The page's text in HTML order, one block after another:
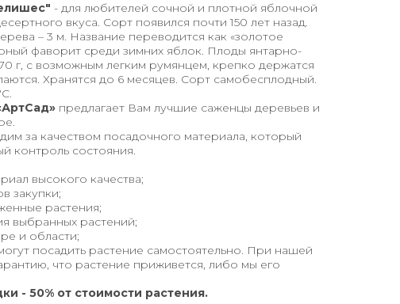
- для любителей сочной и плотной яблочной
вкуса. Сорт появился почти 150 лет назад.
– 3 м. Название переводится как «золотое
фаворит среди зимних яблок. Плоды янтарно-
г, с возможным легким румянцем, крепко держатся
Хранятся до 6 месяцев. Сорт самобесплодный.
предлагает Вам лучшие саженцы деревьев и
за качеством посадочного материала, который
контроль состояния.
высокого качества;
закупки;
растения;
выбранных растений;
и области;
посадить растение самостоятельно. При нашей
что растение приживется, либо мы его
- 50% от стоимости растения.